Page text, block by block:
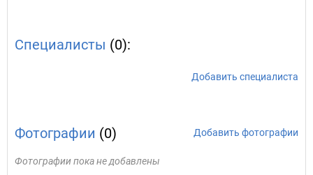
Специалисты (0):
Добавить специалиста
Фотографии (0) Добавить фотографии
Фотографии пока не добавлены